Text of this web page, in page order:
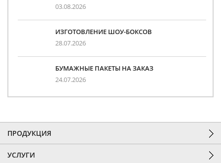
03.08.2026
ИЗГОТОВЛЕНИЕ ШОУ-БОКСОВ
28.07.2026
БУМАЖНЫЕ ПАКЕТЫ НА ЗАКАЗ
24.07.2026
ПРОДУКЦИЯ
УСЛУГИ